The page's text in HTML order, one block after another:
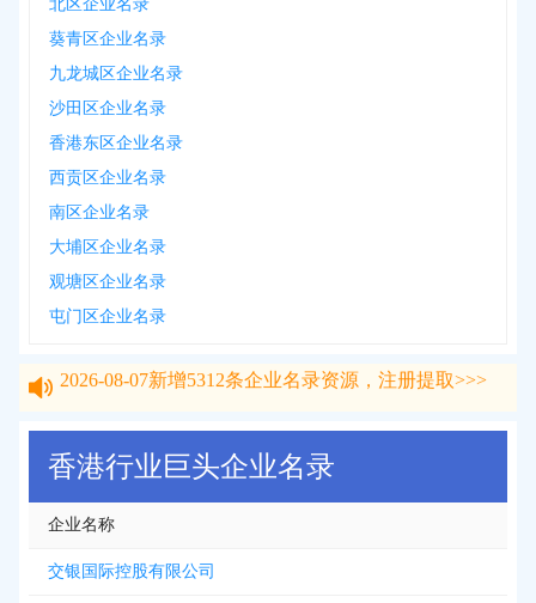
北区企业名录
葵青区企业名录
九龙城区企业名录
沙田区企业名录
香港东区企业名录
西贡区企业名录
南区企业名录
大埔区企业名录
观塘区企业名录
屯门区企业名录
香港行业巨头企业名录
企业名称
交银国际控股有限公司